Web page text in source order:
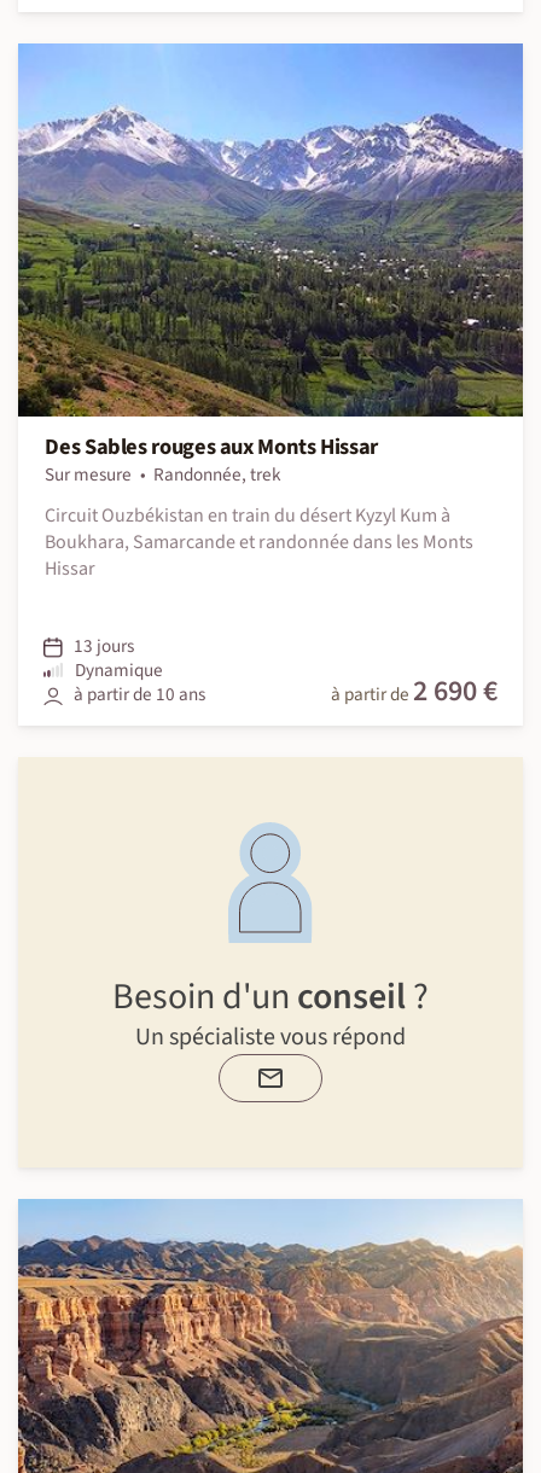
Des Sables rouges aux Monts Hissar
Sur mesure
Randonnée, trek
Circuit Ouzbékistan en train du désert Kyzyl Kum à
Boukhara, Samarcande et randonnée dans les Monts
Hissar
13 jours
Dynamique
à partir de 10 ans
à partir de 2 690 €
Besoin d'un conseil?
Un spécialiste vous répond